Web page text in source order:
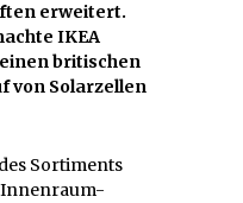
erweitert.
IKEA
britischen
von Solarzellen
Sortiments
Innenraum-